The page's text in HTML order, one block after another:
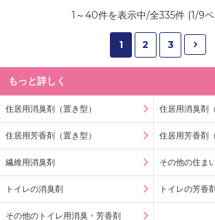
1 ～40件を表示中/全335件 (1/9
1 2 3
もっと詳しく
住居用消臭剤（置き型） 住居用消臭剤
住居用芳香剤（置き型） 住居用芳香剤
繊維用消臭剤 その他の住ま
トイレの消臭剤 トイレの芳香
その他のトイレ用消臭・芳香剤